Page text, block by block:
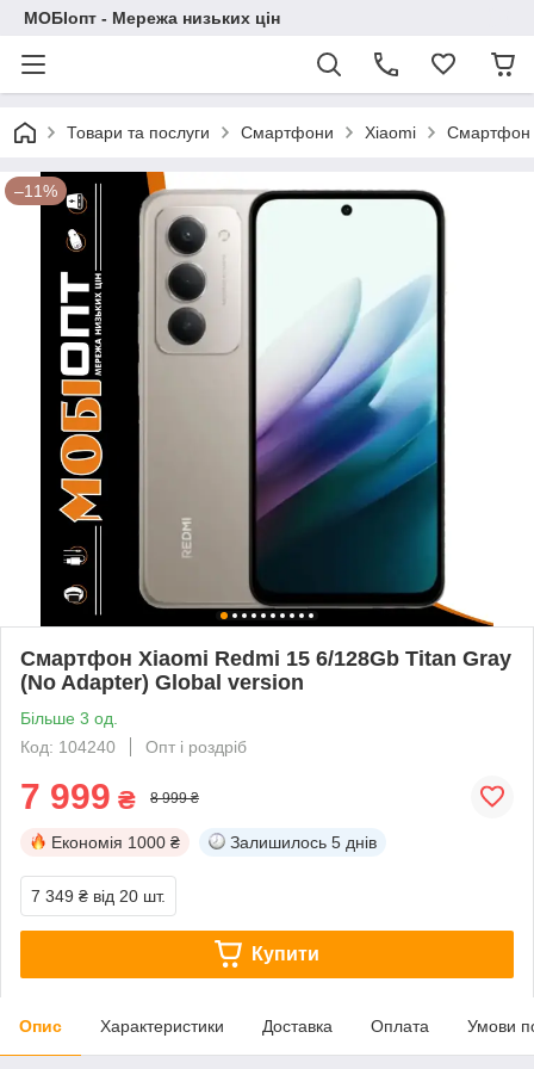
МОБІопт - Мережа низьких цін
Товари та послуги Смартфони Xiaomi Смартфон
–11%
Смартфон Xiaomi Redmi 15 6/128Gb Titan Gray
(No Adapter) Global version
Більше 3 од.
Код: 104240
Опт і роздріб
7 999 ₴ 8 999 ₴
Економія 1000 ₴ Залишилось 5 днів
7 349 ₴ від 20 шт.
Купити
Опис Характеристики Доставка Оплата Умови